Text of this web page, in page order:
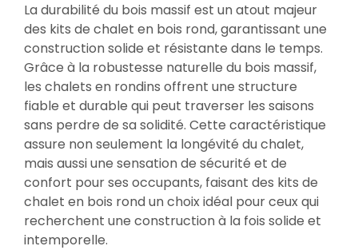
La durabilité du bois massif est un atout majeur
des kits de chalet en bois rond, garantissant une
construction solide et résistante dans le temps.
Grâce à la robustesse naturelle du bois massif,
les chalets en rondins offrent une structure
fiable et durable qui peut traverser les saisons
sans perdre de sa solidité. Cette caractéristique
assure non seulement la longévité du chalet,
mais aussi une sensation de sécurité et de
confort pour ses occupants, faisant des kits de
chalet en bois rond un choix idéal pour ceux qui
recherchent une construction à la fois solide et
intemporelle.